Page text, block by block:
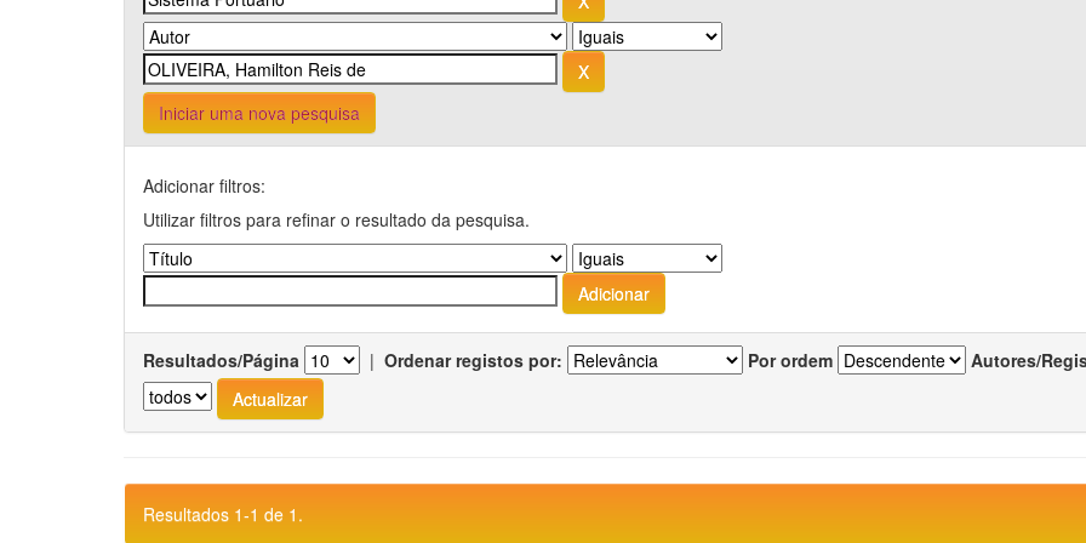
Iniciar uma nova pesquisa
Adicionar filtros:
Utilizar filtros para refinar o resultado da pesquisa.
Resultados/Página | Ordenar registos por: Por ordem Autores/
Resultados 1-1 de 1.